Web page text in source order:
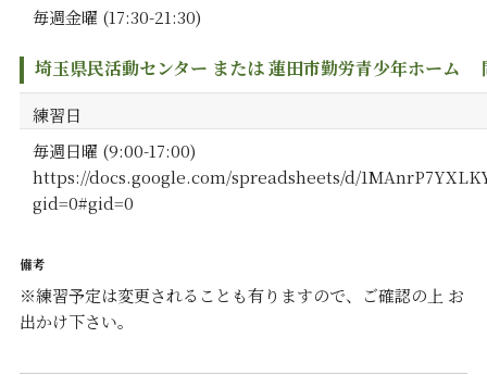
毎週金曜 (17:30-21:30)
埼玉県民活動センター または 蓮田市勤労青少年ホ
練習日
毎週日曜 (9:00-17:00)
https://docs.google.com/spreadsheets/d/
gid=0#gid=0
※練習予定は変更されることも有りますので、ご確認の上 お
出かけ下さい。